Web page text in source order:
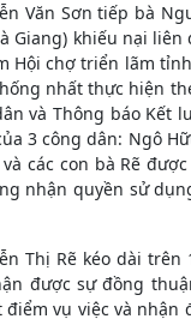
Văn Sơn tiếp bà
Giang) khiếu nại
Hội chợ triển lãm
nhất thực hiện
và Thông báo Kết
3 công dân: Ngô
và các con bà Rẽ
nhận quyền sử
Thị Rẽ kéo dài
được sự đồng
vụ việc và